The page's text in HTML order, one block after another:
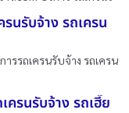
รนรับจ้าง รถเครน
รรถเครนรับจ้าง รถเครน
ครนรับจ้าง รถเฮี๊ย